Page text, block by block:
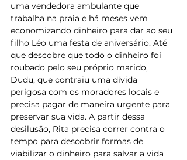
uma vendedora ambulante que
trabalha na praia e há meses vem
economizando dinheiro para dar ao seu
filho Léo uma festa de aniversário. Até
que descobre que todo o dinheiro foi
roubado pelo seu próprio marido,
Dudu, que contraiu uma dívida
perigosa com os moradores locais e
precisa pagar de maneira urgente para
preservar sua vida. A partir dessa
desilusão, Rita precisa correr contra o
tempo para descobrir formas de
viabilizar o dinheiro para salvar a vida